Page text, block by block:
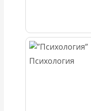
Психология